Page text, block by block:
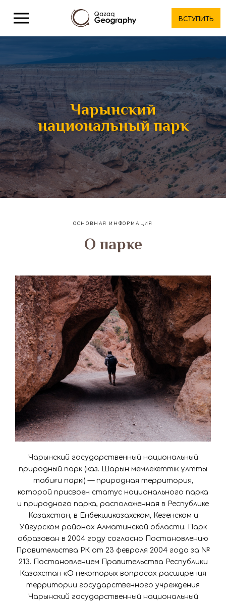
ВСТУПИТЬ
Чарынский
национальный парк
ОСНОВНАЯ ИНФОРМАЦИЯ
О парке
Чарынский государственный национальный
природный парк (каз. Шарын мемлекеттік ұлттық
табиғи паркі) — природная территория,
которой присвоен статус национального парка
и природного парка, расположенная в Республике
Казахстан, в Енбекшиказахском, Кегенском и
Уйгурском районах Алматинской области. Парк
образован в 2004 году согласно Постановлению
Правительства РК от 23 февраля 2004 года за №
213. Постановлением Правительства Республики
Казахстан «О некоторых вопросах расширения
территории государственного учреждения
Чарынский государственный национальный